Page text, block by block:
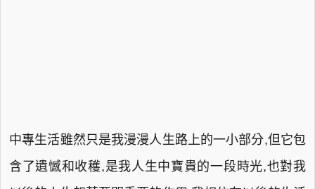
中專生活雖然只是我漫漫人生路上的一小部分,但它包
含了遺憾和收穫,是我人生中寶貴的一段時光,也對我